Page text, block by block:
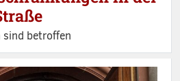
sind betroffen